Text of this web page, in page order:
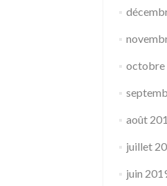
octobre
août
juillet
juin